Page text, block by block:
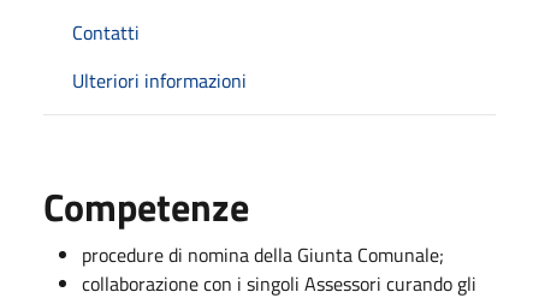
Contatti
Ulteriori informazioni
Competenze
procedure di nomina della Giunta Comunale;
collaborazione con i singoli Assessori curando gli